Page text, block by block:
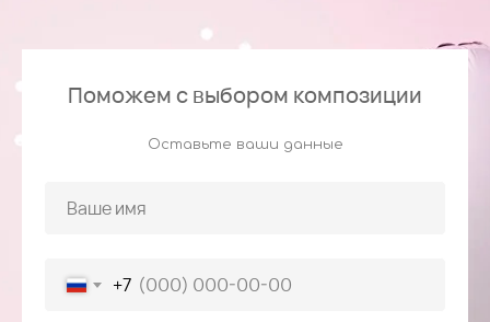
Поможем с выбором композиции
Оставьте ваши данные
+7